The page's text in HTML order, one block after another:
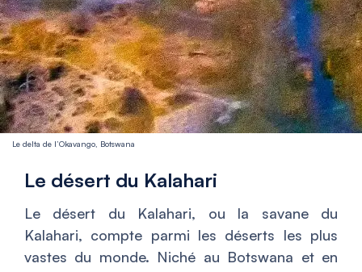
Le delta de l’Okavango, Botswana
Le désert du Kalahari
Le désert du Kalahari, ou la savane du
Kalahari, compte parmi les déserts les plus
vastes du monde. Niché au Botswana et en